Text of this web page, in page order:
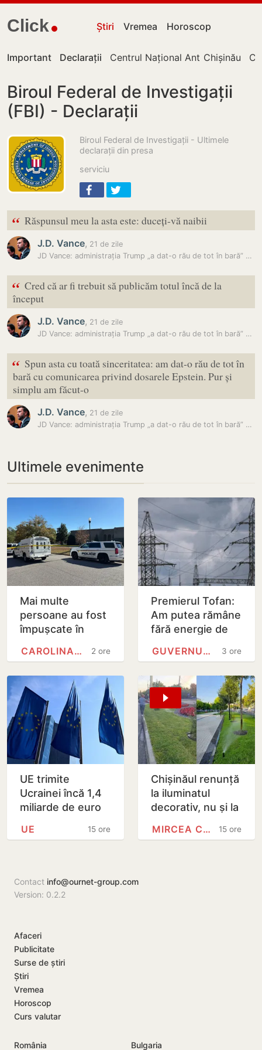
Click Știri Vremea Horoscop
Important Declarații Centrul Național Anticorupție
Chișinău
Biroul Federal de Investigații
(FBI) - Declarații
Biroul Federal de Investigații - Ultimele
declarații din presa
serviciu
“ Răspunsul meu la asta este: duceți-vă naibii
J.D. Vance, 21 de zile
JD Vance: administrația Trump „a dat-o rău de tot în bară” cu dosarele…
“ Cred că ar fi trebuit să publicăm totul încă de la
început
J.D. Vance, 21 de zile
JD Vance: administrația Trump „a dat-o rău de tot în bară” cu dosarele…
“ Spun asta cu toată sinceritatea: am dat-o rău de tot în
bară cu comunicarea privind dosarele Epstein. Pur și
simplu am făcut-o
J.D. Vance, 21 de zile
JD Vance: administrația Trump „a dat-o rău de tot în bară” cu dosarele…
Ultimele evenimente
Mai multe
persoane au fost
împușcate în
armat în Carolina
2 ore
CAROLINA DE NORD
Premierul Tofan:
Am putea rămâne
fără energie de
3 ore
GUVERNUL REPUBLICII MOLDOVA
UE trimite
Ucrainei încă 1,4
miliarde de euro
generate de
15 ore
UE
Chișinăul renunță
la iluminatul
decorativ, nu și la
Irigarea spațiilor
15 ore
MIRCEA CEL BĂTRÂN
Contact info@ournet-group.com
Version: 0.2.2
Afaceri
Publicitate
Surse de știri
Știri
Vremea
Horoscop
Curs valutar
România Bulgaria